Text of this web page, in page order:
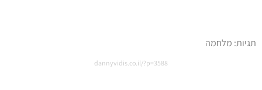
תגיות: מלחמה
dannyvidis.co.il/?p=3588